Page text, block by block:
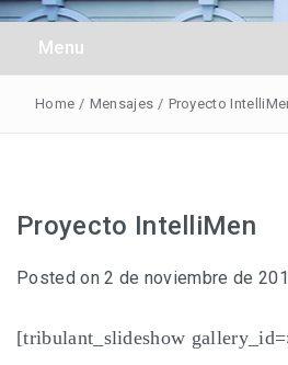
Obreros
Menu
Home / Mensajes / Proyecto
Proyecto IntelliMen
Posted on2 de noviembre de
[tribulant_slideshow